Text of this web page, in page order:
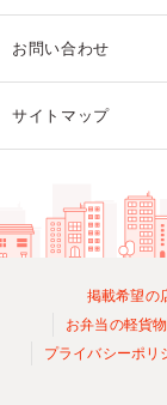
お問い合わせ
サイトマップ
掲載希望の
お弁当の軽貨
プライバシーポリ